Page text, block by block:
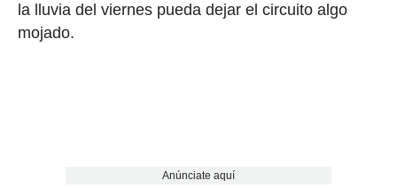
la lluvia del viernes pueda dejar el circuito algo
mojado.
Anúnciate aquí